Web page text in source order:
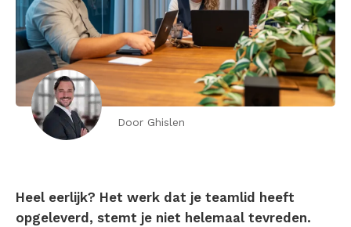
Door Ghislen
Heel eerlijk? Het werk dat je teamlid heeft
opgeleverd, stemt je niet helemaal tevreden.